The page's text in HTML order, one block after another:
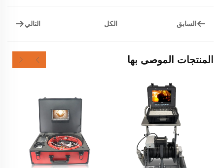
السابق الكل التالي
المنتجات الموصى بها